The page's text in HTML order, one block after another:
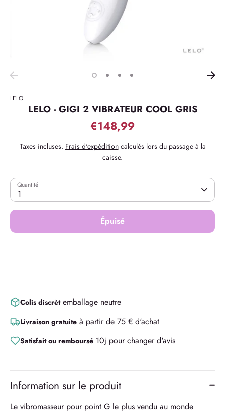
LELO
LELO - GIGI 2 VIBRATEUR COOL GRIS
€148,99
Taxes incluses. Frais d'expéditioncalculés lors du passage à la
caisse.
Quantité
1
Épuisé
Colis discrètemballage neutre
Livraison gratuite à partir de 75 € d'achat
Satisfait ou remboursé 10j pour changer d'avis
Information sur le produit
Le vibromasseur pour point G le plus vendu au monde